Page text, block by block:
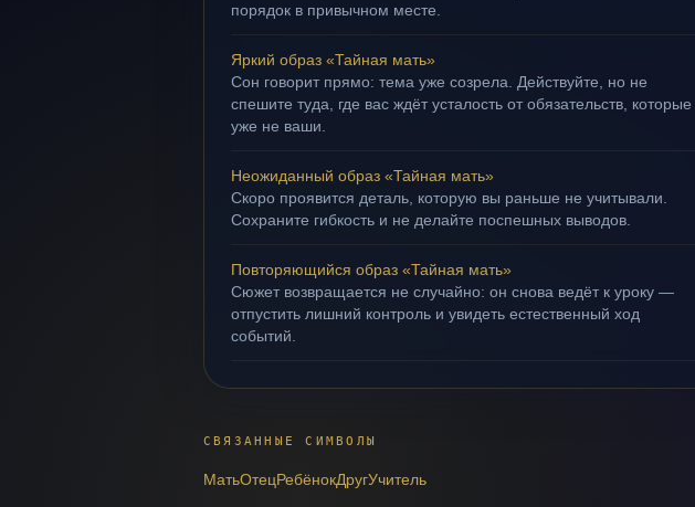
порядок в привычном месте.
Яркий образ «Тайная мать»
Сон говорит прямо: тема уже созрела. Действуйте, но не
спешите туда, где вас ждёт усталость от обязательств, которые
уже не ваши.
Неожиданный образ «Тайная мать»
Скоро проявится деталь, которую вы раньше не учитывали.
Сохраните гибкость и не делайте поспешных выводов.
Повторяющийся образ «Тайная мать»
Сюжет возвращается не случайно: он снова ведёт к уроку —
отпустить лишний контроль и увидеть естественный ход
событий.
СВЯЗАННЫЕ СИМВОЛЫ
МатьОтецРебёнокДругУчитель